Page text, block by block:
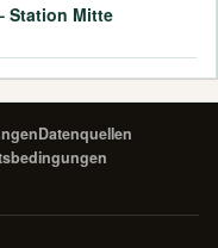
Station Mitte
Datenquellen